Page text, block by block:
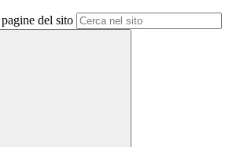
del sito